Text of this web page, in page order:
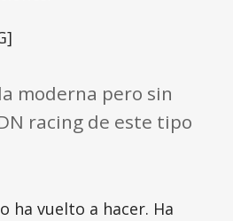
moderna pero sin
racing de este tipo
ha vuelto a hacer. Ha